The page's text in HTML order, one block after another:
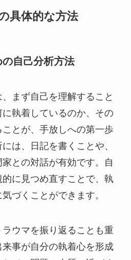
具体的な方法
自己分析方法
まず自己を理解すること
執着しているのか、その
とが、手放しへの第一歩
は、日記を書くことや、
との対話が有効です。自
に見つめ直すことで、執
づくことができます。
ウマを振り返ることも重
事が自分の執着心を形成